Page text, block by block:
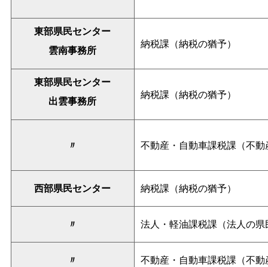
東部県民センター
雲南事務所
納税課（納税の猶予）
東部県民センター
出雲事務所
納税課（納税の猶予）
〃 不動産・自動車課税課（不
西部県民センター 納税課（納税の猶予）
〃 法人・軽油課税課（法人の
〃 不動産・自動車課税課（不